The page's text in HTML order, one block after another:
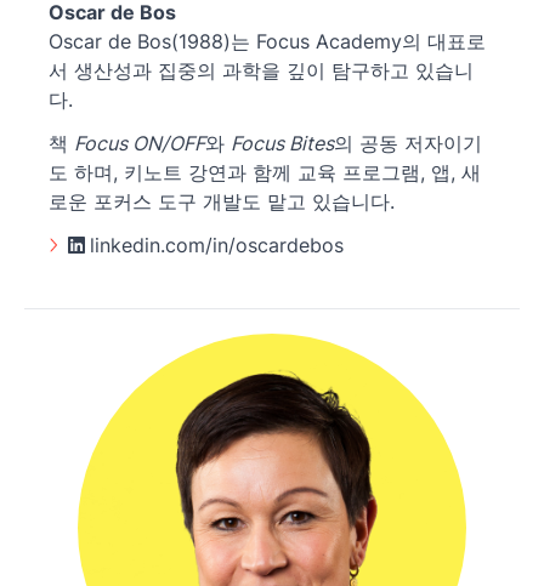
Oscar de Bos
Oscar de Bos(1988)는 Focus Academy의 대표로
서 생산성과 집중의 과학을 깊이 탐구하고 있습니
다.
책 Focus ON/OFF와 Focus Bites의 공동 저자이기
도 하며, 키노트 강연과 함께 교육 프로그램, 앱, 새
로운 포커스 도구 개발도 맡고 있습니다.
linkedin.com/in/oscardebos